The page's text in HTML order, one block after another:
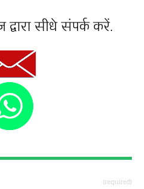
सीधे संपर्क करें.
(required)